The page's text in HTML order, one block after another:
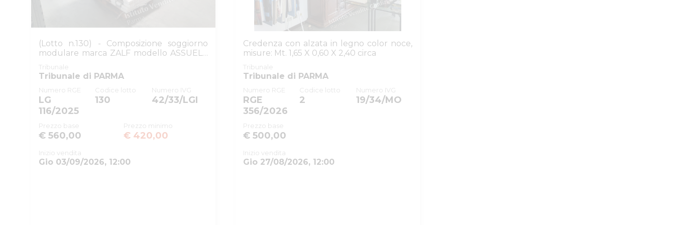
0340270095
Tribunale di PARMA
Registro
PROCEDURE CONCORSUALI
Rito
Numero procedura
Anno procedura
SOGGETTI
(Lotto n.130) - Composizione soggiorno
modulare marca ZALF modello ASSUELE
(s...
Tribunale
Tribunale di PARMA
Numero RGE
LG
116/2025
Codice lotto
130
Numero IVG
42/33/LGI
Prezzo base
€ 560,00
Prezzo minimo
€ 420,00
Inizio vendita
Gio 03/09/2026, 12:00
Credenza con alzata in legno color noce,
misure: Mt. 1,65 X 0,60 X 2,40 circa
Tribunale
Tribunale di PARMA
Numero RGE
RGE
356/2026
Codice lotto
2
Numero IVG
19/34/MO
Prezzo base
€ 500,00
Inizio vendita
Gio 27/08/2026, 12:00